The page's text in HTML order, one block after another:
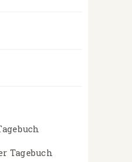
Tagebuch